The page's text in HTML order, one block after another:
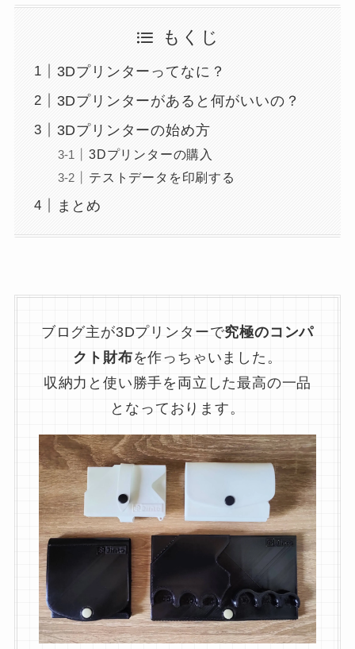
もくじ
3Dプリンターってなに？
3Dプリンターがあると何がいいの？
3Dプリンターの始め方
3Dプリンターの購入
テストデータを印刷する
まとめ
ブログ主が3Dプリンターで究極のコンパ
クト財布を作っちゃいました。
収納力と使い勝手を両立した最高の一品
となっております。